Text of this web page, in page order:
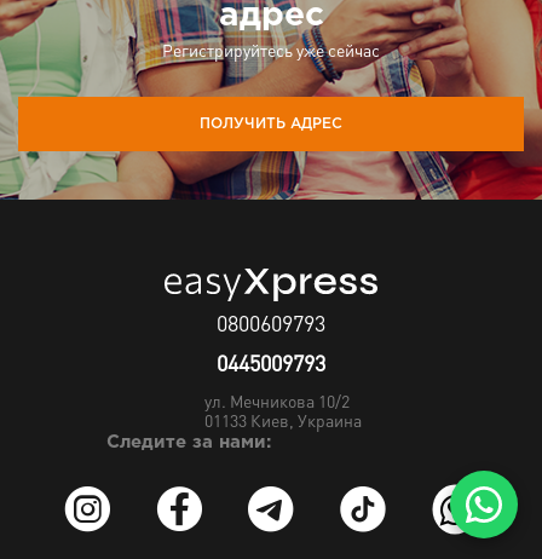
адрес
Регистрируйтесь уже сейчас
ПОЛУЧИТЬ АДРЕС
0800609793
0445009793
ул. Мечникова 10/2
01133 Киев, Украина
Следите за нами: